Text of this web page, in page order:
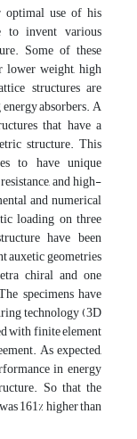
optimal use of his
to invent various
Some of these
lower weight, high
structures are
absorbers. A
that have a
structure. This
to have unique
and high-
and numerical
loading on three
have been
auxetic geometries
chiral and one
specimens have
technology (3D
with finite element
As expected,
in energy
So that the
161% higher than